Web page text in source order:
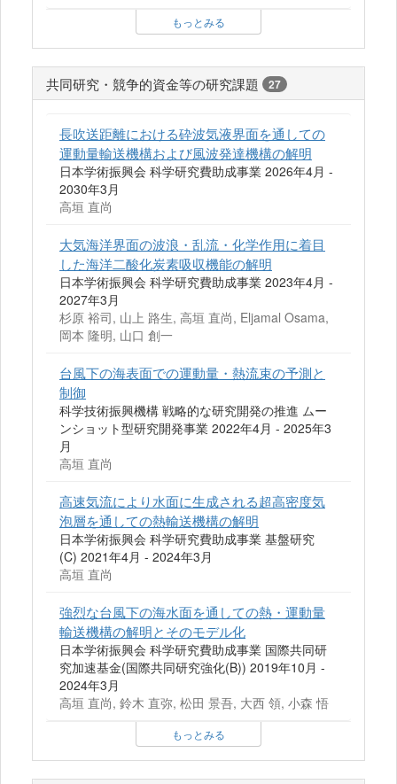
もっとみる
共同研究・競争的資金等の研究課題 27
長吹送距離における砕波気液界面を通しての
運動量輸送機構および風波発達機構の解明
日本学術振興会 科学研究費助成事業 2026年4月 -
2030年3月
高垣 直尚
大気海洋界面の波浪・乱流・化学作用に着目
した海洋二酸化炭素吸収機能の解明
日本学術振興会 科学研究費助成事業 2023年4月 -
2027年3月
杉原 裕司, 山上 路生, 高垣 直尚, Eljamal Osama,
岡本 隆明, 山口 創一
台風下の海表面での運動量・熱流束の予測と
制御
科学技術振興機構 戦略的な研究開発の推進 ムー
ンショット型研究開発事業 2022年4月 - 2025年3
月
高垣 直尚
高速気流により水面に生成される超高密度気
泡層を通しての熱輸送機構の解明
日本学術振興会 科学研究費助成事業 基盤研究
(C) 2021年4月 - 2024年3月
高垣 直尚
強烈な台風下の海水面を通しての熱・運動量
輸送機構の解明とそのモデル化
日本学術振興会 科学研究費助成事業 国際共同研
究加速基金(国際共同研究強化(B)) 2019年10月 -
2024年3月
高垣 直尚, 鈴木 直弥, 松田 景吾, 大西 領, 小森 悟
もっとみる